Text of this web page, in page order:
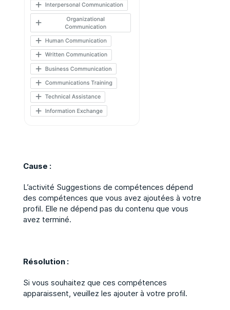
Cause :
L’activité Suggestions de compétences dépend
des compétences que vous avez ajoutées à votre
profil. Elle ne dépend pas du contenu que vous
avez terminé.
Résolution :
Si vous souhaitez que ces compétences
apparaissent, veuillez les ajouter à votre profil.